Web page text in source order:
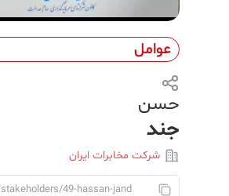
عوامل
حسن
جند
شرکت مخابرات ایران